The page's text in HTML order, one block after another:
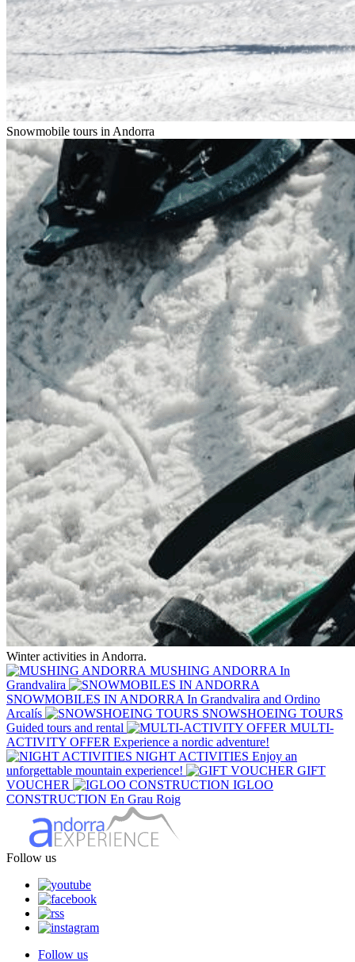
Snowmobile tours in Andorra
Winter activities in Andorra.
MUSHING ANDORRA In
Grandvalira
SNOWMOBILES IN ANDORRA In Grandvalira and Ordino
Arcalís
SNOWSHOEING TOURS
Guided tours and rental
MULTI-
ACTIVITY OFFER Experience a nordic adventure!
NIGHT ACTIVITIES Enjoy an
unforgettable mountain experience!
GIFT
VOUCHER
IGLOO
CONSTRUCTION En Grau Roig
Follow us
Follow us